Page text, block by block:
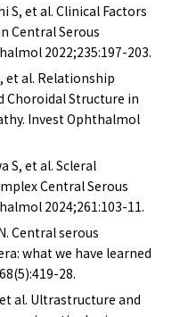
S, et al. Clinical Factors
Central Serous
2022;235:197-203.
et al. Relationship
Choroidal Structure in
Invest Ophthalmol
S, et al. Scleral
Central Serous
2024;261:103-11.
Central serous
what we have learned
28.
al. Ultrastructure and